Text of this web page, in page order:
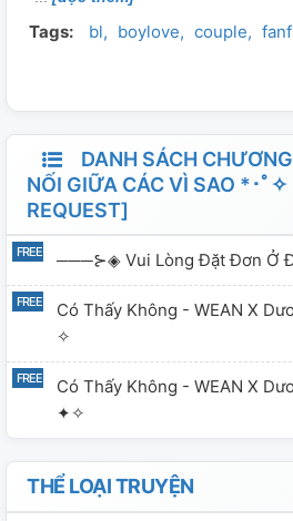
thật (trong lẫn ngoài chương
Tags: bl boylove couple
DANH SÁCH
NỐI GIỮA CÁC VÌ SAO *･ﾟ✧
REQUEST]
───⊱◈ Vui Lòng Đặt Đơn Ở
Có Thấy Không - WEAN X
✧
Có Thấy Không - WEAN X
✦✧
THỂ LOẠI TRUYỆN